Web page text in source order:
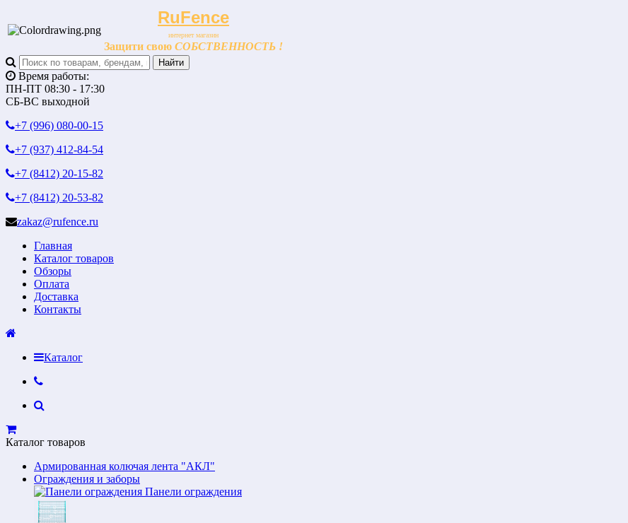
RuFence
интернет магазин
Защити свою СОБСТВЕННОСТЬ !
Время работы:
ПН-ПТ 08:30 - 17:30
СБ-ВС выходной
+7 (996) 080-00-15
+7 (937) 412-84-54
+7 (8412) 20-15-82
+7 (8412) 20-53-82
zakaz@rufence.ru
Главная
Каталог товаров
Обзоры
Оплата
Доставка
Контакты
Каталог
Каталог товаров
Армированная колючая лента "АКЛ"
Ограждения и заборы
Панели ограждения